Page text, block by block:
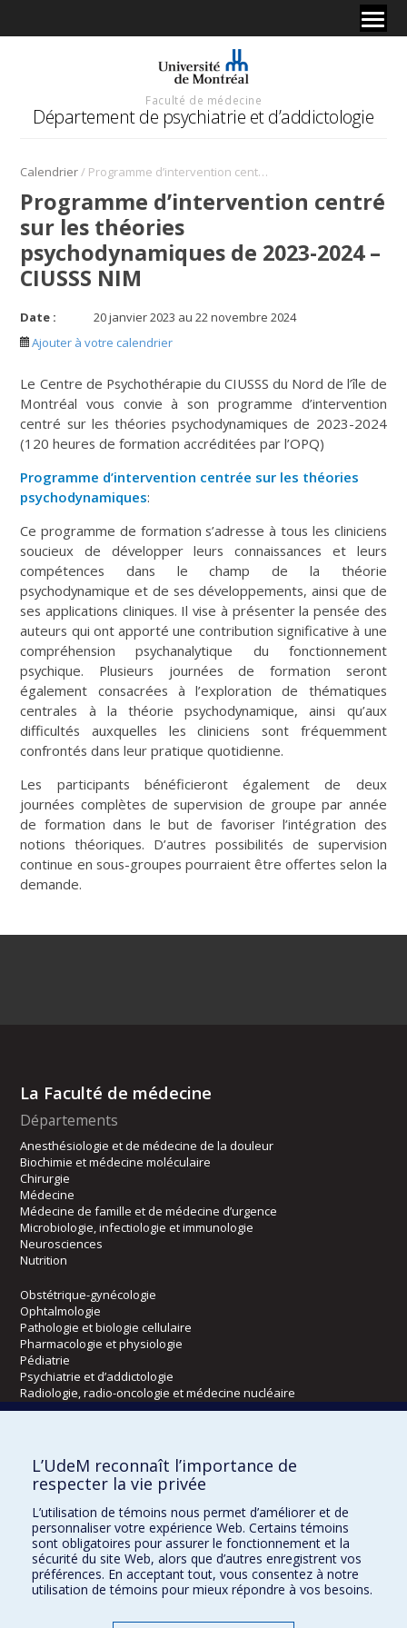
Faculté de médecine
Département de psychiatrie et d’addictologie
Calendrier/ Programme d’intervention centré sur les théories psychodynamiques de 2023-2024 – CIUSSS NIM
Programme d’intervention centré
sur les théories
psychodynamiques de 2023-2024 –
CIUSSS NIM
Date :
20 janvier 2023 au 22 novembre 2024
Ajouter à votre calendrier
Le Centre de Psychothérapie du CIUSSS du Nord de l’île de
Montréal vous convie à son programme d’intervention
centré sur les théories psychodynamiques de 2023-2024
(120 heures de formation accréditées par l’OPQ)
Programme d’intervention centrée sur les théories
psychodynamiques:
Ce programme de formation s’adresse à tous les cliniciens
soucieux de développer leurs connaissances et leurs
compétences dans le champ de la théorie
psychodynamique et de ses développements, ainsi que de
ses applications cliniques. Il vise à présenter la pensée des
auteurs qui ont apporté une contribution significative à une
compréhension psychanalytique du fonctionnement
psychique. Plusieurs journées de formation seront
également consacrées à l’exploration de thématiques
centrales à la théorie psychodynamique, ainsi qu’aux
difficultés auxquelles les cliniciens sont fréquemment
confrontés dans leur pratique quotidienne.
Les participants bénéficieront également de deux
journées complètes de supervision de groupe par année
de formation dans le but de favoriser l’intégration des
notions théoriques. D’autres possibilités de supervision
continue en sous-groupes pourraient être offertes selon la
demande.
La Faculté de médecine
Départements
Anesthésiologie et de médecine de la douleur
Biochimie et médecine moléculaire
Chirurgie
Médecine
Médecine de famille et de médecine d’urgence
Microbiologie, infectiologie et immunologie
Neurosciences
Nutrition
Obstétrique-gynécologie
Ophtalmologie
Pathologie et biologie cellulaire
Pharmacologie et physiologie
Pédiatrie
Psychiatrie et d’addictologie
Radiologie, radio-oncologie et médecine nucléaire
Kinésiologie et des sciences de l’activité physique
Orthophonie et audiologie
Réadaptation
Directions
DPC
CPASS
L’UdeM reconnaît l’importance de
respecter la vie privée
L’utilisation de témoins nous permet d’améliorer et de
personnaliser votre expérience Web. Certains témoins
sont obligatoires pour assurer le fonctionnement et la
sécurité du site Web, alors que d’autres enregistrent vos
préférences. En acceptant tout, vous consentez à notre
utilisation de témoins pour mieux répondre à vos besoins.